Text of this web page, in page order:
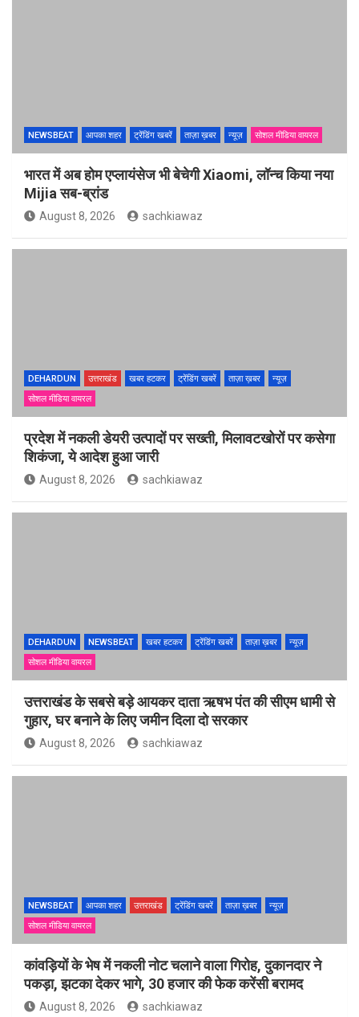
NEWSBEAT आपका शहर ट्रेंडिंग खबरें ताज़ा ख़बर न्यूज़ सोशल मीडिया वायरल
भारत में अब होम एप्लायंसेज भी बेचेगी Xiaomi, लॉन्च किया नया
Mijia सब-ब्रांड
August 8, 2026 sachkiawaz
DEHARDUN उत्तराखंड खबर हटकर ट्रेंडिंग खबरें ताज़ा ख़बर
न्यूज़
सोशल मीडिया वायरल
प्रदेश में नकली डेयरी उत्पादों पर सख्ती, मिलावटखोरों पर कसेगा
शिकंजा, ये आदेश हुआ जारी
August 8, 2026 sachkiawaz
DEHARDUN NEWSBEAT खबर हटकर ट्रेंडिंग खबरें ताज़ा ख़बर
न्यूज़
सोशल मीडिया वायरल
उत्तराखंड के सबसे बड़े आयकर दाता ऋषभ पंत की सीएम धामी से
गुहार, घर बनाने के लिए जमीन दिला दो सरकार
August 8, 2026 sachkiawaz
NEWSBEAT आपका शहर उत्तराखंड ट्रेंडिंग खबरें ताज़ा ख़बर
न्यूज़
सोशल मीडिया वायरल
कांवड़ियों के भेष में नकली नोट चलाने वाला गिरोह, दुकानदार ने
पकड़ा, झटका देकर भागे, 30 हजार की फेक करेंसी बरामद
August 8, 2026 sachkiawaz